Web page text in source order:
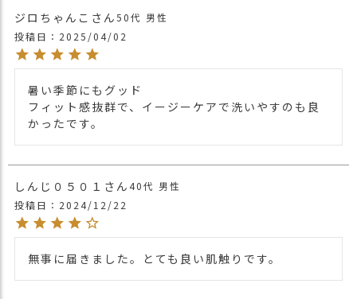
ジロちゃんこ 50代 男性
投稿日
2025/04/02
暑い季節にもグッド
フィット感抜群で、イージーケアで洗いやすのも良
かったです。
しんじ０５０１ 40代 男性
投稿日
2024/12/22
無事に届きました。とても良い肌触りです。